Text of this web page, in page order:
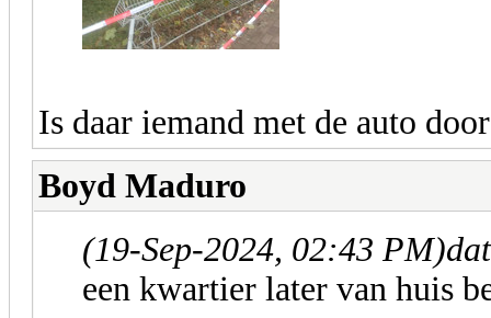
Is daar iemand met de auto
Boyd Maduro
(19-Sep-2024, 02:43 PM)
een kwartier later van huis